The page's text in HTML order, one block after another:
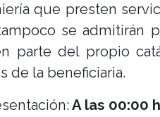
que presten
se admitirán
parte del propio
de la beneficiaria.
A las 00:00